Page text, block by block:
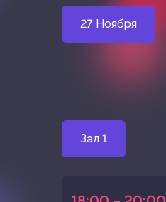
27 Ноября
Зал 1